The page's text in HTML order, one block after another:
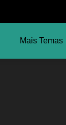
Mais Temas